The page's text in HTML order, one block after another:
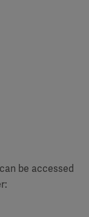
be accessed